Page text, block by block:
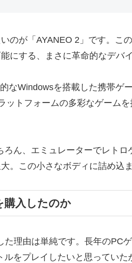
のが「AYANEO 2」です。こ
にする、まさに革命的なデバイ
的なWindowsを搭載した携帯ゲ
ットフォームの多彩なゲーム
ろん、エミュレーターでレト
。この小さなボディに詰め込
購入したのか
た理由は単純です。長年のPC
をプレイしたいと思っていた